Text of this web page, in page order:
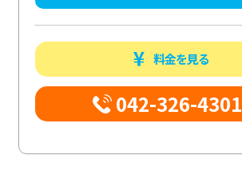
料金を見る
042-326-4301